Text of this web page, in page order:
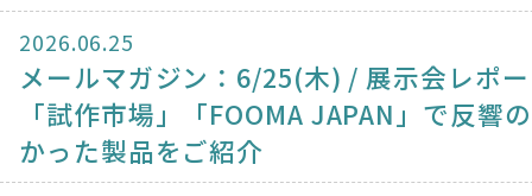
2026.06.25
メールマガジン：6/25(木) / 展示会レポ
「試作市場」「FOOMA JAPAN」で反響
かった製品をご紹介